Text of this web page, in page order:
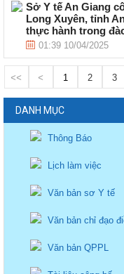
Sở Y tế An Giang
Long Xuyên, tỉnh
thực hành trong
01:39 10/04/2025
<< < 1 2 3
DANH MỤC
Thông Báo
Lịch làm việc
Văn bản sơ Y tế
Văn bản chỉ đạo
Văn bản QPPL